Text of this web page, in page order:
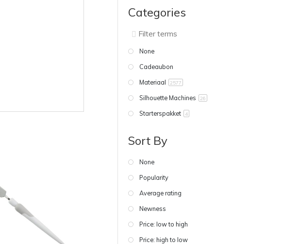
Categories
None
Cadeaubon
Materiaal
2577
Silhouette Machines 26
Starterspakket 4
Sort By
None
Popularity
Average rating
Newness
Price: low to high
Price: high to low